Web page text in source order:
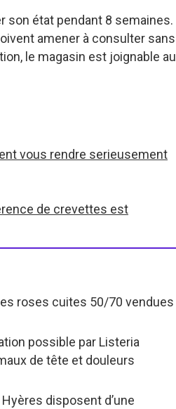
son état pendant 8 semaines.
amener à consulter sans
le magasin est joignable au
vous rendre serieusement
de crevettes est
roses cuites 50/70 vendues
possible par Listeria
de tête et douleurs
disposent d’une